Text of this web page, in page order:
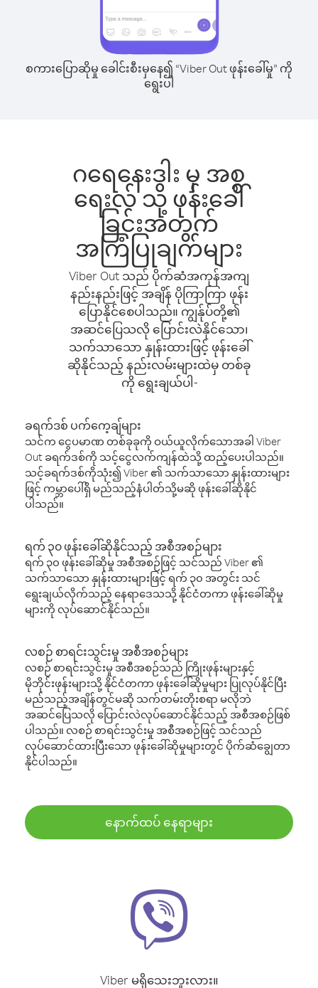
စကားပြောဆိုမှု ခေါင်းစီးမှနေ၍ “Viber Out ဖုန်းခေါ်မှု” ကို
ရွေးပါ
ဂရေနေးဒါး မှ အစ္စ
ရေးလ် သို့ ဖုန်းခေါ်
ခြင်းအတွက်
အကြံပြုချက်များ
Viber Out သည် ပိုက်ဆံအကုန်အကျ
နည်းနည်းဖြင့် အချိန် ပိုကြာကြာ ဖုန်း
ပြောနိုင်စေပါသည်။ ကျွန်ုပ်တို့၏
အဆင်ပြေသလို ပြောင်းလဲနိုင်သော၊
သက်သာသော နှုန်းထားဖြင့် ဖုန်းခေါ်
ဆိုနိုင်သည့် နည်းလမ်းများထဲမှ တစ်ခု
ကို ရွေးချယ်ပါ-
ခရက်ဒစ် ပက်ကေ့ချ်များ
သင်က ငွေပမာဏ တစ်ခုခုကို ဝယ်ယူလိုက်သောအခါ Viber
Out ခရက်ဒစ်ကို သင့်ငွေလက်ကျန်ထဲသို့ ထည့်ပေးပါသည်။
သင့်ခရက်ဒစ်ကိုသုံး၍ Viber ၏ သက်သာသော နှုန်းထားများ
ဖြင့် ကမ္ဘာပေါ်ရှိ မည်သည့်နံပါတ်သို့မဆို ဖုန်းခေါ်ဆိုနိုင်
ပါသည်။
ရက် ၃၀ ဖုန်းခေါ်ဆိုနိုင်သည့် အစီအစဉ်များ
ရက် ၃၀ ဖုန်းခေါ်ဆိုမှု အစီအစဉ်ဖြင့် သင်သည် Viber ၏
သက်သာသော နှုန်းထားများဖြင့် ရက် ၃၀ အတွင်း သင်
ရွေးချယ်လိုက်သည့် နေရာဒေသသို့ နိုင်ငံတကာ ဖုန်းခေါ်ဆိုမှု
များကို လုပ်ဆောင်နိုင်သည်။
လစဉ် စာရင်းသွင်းမှု အစီအစဉ်များ
လစဉ် စာရင်းသွင်းမှု အစီအစဉ်သည် ကြိုးဖုန်းများနှင့်
မိုဘိုင်းဖုန်းများသို့ နိုင်ငံတကာ ဖုန်းခေါ်ဆိုမှုများ ပြုလုပ်နိုင်ပြီး
မည်သည့်အချိန်တွင်မဆို သက်တမ်းတိုးစရာ မလိုဘဲ
အဆင်ပြေသလို ပြောင်းလဲလုပ်ဆောင်နိုင်သည့် အစီအစဉ်ဖြစ်
ပါသည်။ လစဉ် စာရင်းသွင်းမှု အစီအစဉ်ဖြင့် သင်သည်
လုပ်ဆောင်ထားပြီးသော ဖုန်းခေါ်ဆိုမှုများတွင် ပိုက်ဆံချွေတာ
နိုင်ပါသည်။
နောက်ထပ် နေရာများ
Viber မရှိသေးဘူးလား။